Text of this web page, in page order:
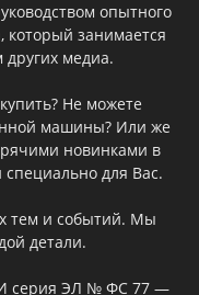
опытного
который занимается
медиа.
Не можете
машины? Или же
новинками в
специально для Вас.
тем и событий. Мы
детали.
серия ЭЛ № ФС 77 —